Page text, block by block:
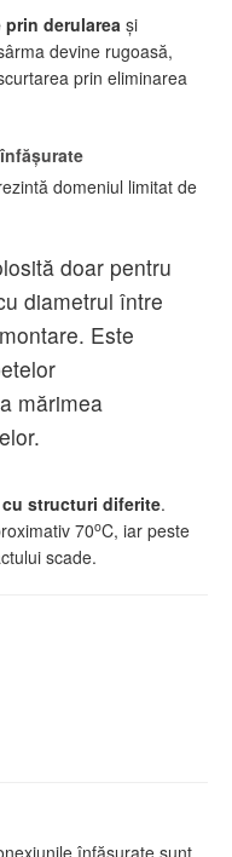
prin derularea şi
devine rugoasă,
prin eliminarea
domeniul limitat de
doar pentru
diametrul între
Este
mărimea
structuri diferite.
70oC, iar peste
scade.